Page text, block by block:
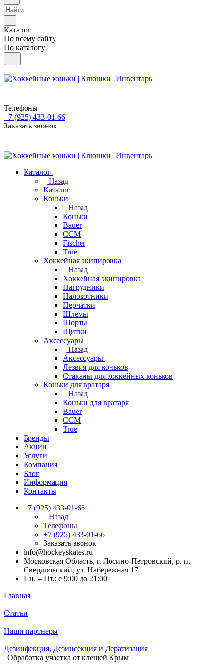
Каталог
По всему сайту
По каталогу
Телефоны
+7 (925) 433-01-66
Заказать звонок
Каталог
Назад
Каталог
Коньки
Назад
Коньки
Bauer
CCM
Fischer
True
Хоккейная экипировка
Назад
Хоккейная экипировка
Нагрудники
Налокотники
Перчатки
Шлемы
Шорты
Щитки
Аксессуары
Назад
Аксессуары
Лезвия для коньков
Стаканы для хоккейных коньков
Коньки для вратаря
Назад
Коньки для вратаря
Bauer
CCM
True
Бренды
Акции
Услуги
Компания
Блог
Информация
Контакты
+7 (925) 433-01-66
Назад
Телефоны
+7 (925) 433-01-66
Заказать звонок
info@hockeyskates.ru
Московская Область, г. Лосино-Петровский, р. п.
Свердловский, ул. Набережная 17
Пн. – Пт.: с 9:00 до 21:00
Главная
Статьи
Наши партнеры
Дезинфекция, Дезинсекция и Дератизация
Обработка участка от клещей Крым